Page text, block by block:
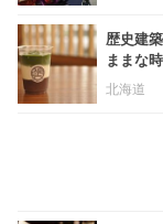
歴史建
ままな
北海道